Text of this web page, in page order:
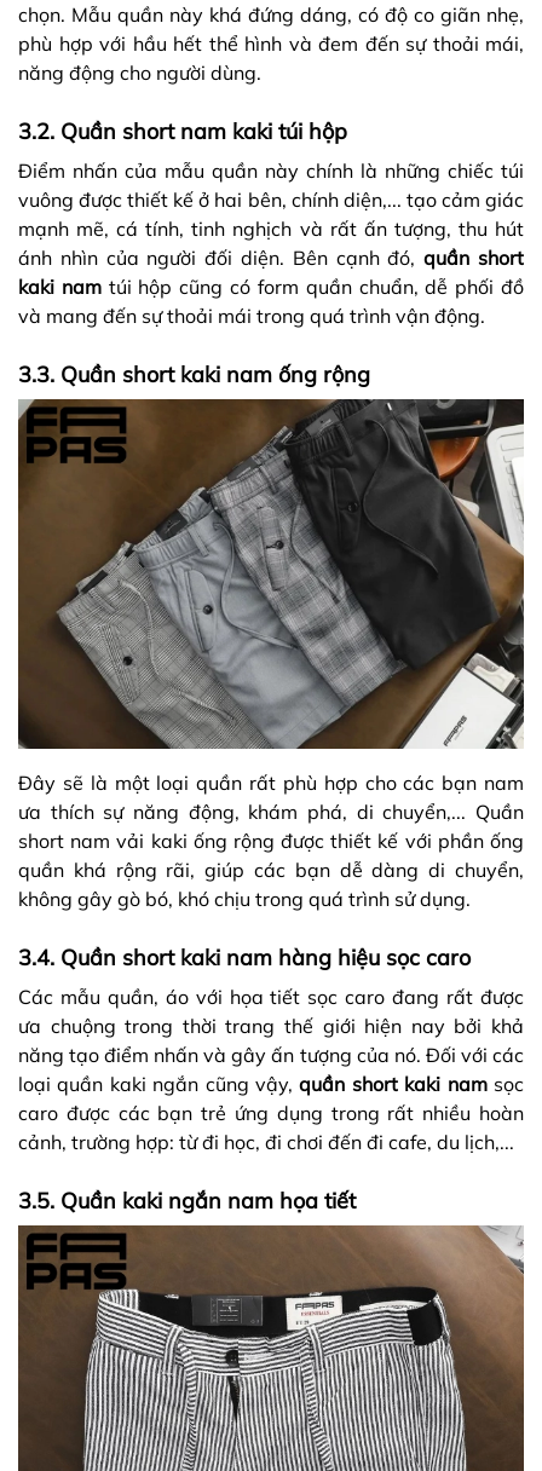
chọn. Mẫu quần này khá đứng dáng, có độ co giãn nhẹ,
phù hợp với hầu hết thể hình và đem đến sự thoải mái,
năng động cho người dùng.
3.2. Quần short nam kaki túi hộp
Điểm nhấn của mẫu quần này chính là những chiếc túi
vuông được thiết kế ở hai bên, chính diện,... tạo cảm giác
mạnh mẽ, cá tính, tinh nghịch và rất ấn tượng, thu hút
ánh nhìn của người đối diện. Bên cạnh đó,quần short
kaki namtúi hộp cũng có form quần chuẩn, dễ phối đồ
và mang đến sự thoải mái trong quá trình vận động.
3.3. Quần short kaki nam ống rộng
Đây sẽ là một loại quần rất phù hợp cho các bạn nam
ưa thích sự năng động, khám phá, di chuyển,... Quần
short nam vải kaki ống rộng được thiết kế với phần ống
quần khá rộng rãi, giúp các bạn dễ dàng di chuyển,
không gây gò bó, khó chịu trong quá trình sử dụng.
3.4. Quần short kaki nam hàng hiệu sọc caro
Các mẫu quần, áo với họa tiết sọc caro đang rất được
ưa chuộng trong thời trang thế giới hiện nay bởi khả
năng tạo điểm nhấn và gây ấn tượng của nó. Đối với các
loại quần kaki ngắn cũng vậy,quần short kaki namsọc
caro được các bạn trẻ ứng dụng trong rất nhiều hoàn
cảnh, trường hợp: từ đi học, đi chơi đến đi cafe, du lịch,...
3.5. Quần kaki ngắn nam họa tiết